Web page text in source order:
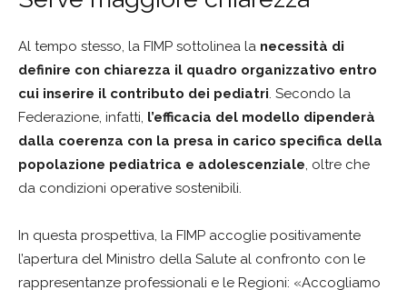
Al tempo stesso, la FIMP sottolinea la necessità di
definire con chiarezza il quadro organizzativo entro
cui inserire il contributo dei pediatri. Secondo la
Federazione, infatti, l’efficacia del modello dipenderà
dalla coerenza con la presa in carico specifica della
popolazione pediatrica e adolescenziale, oltre che
da condizioni operative sostenibili.
In questa prospettiva, la FIMP accoglie positivamente
l’apertura del Ministro della Salute al confronto con le
rappresentanze professionali e le Regioni: «Accogliamo